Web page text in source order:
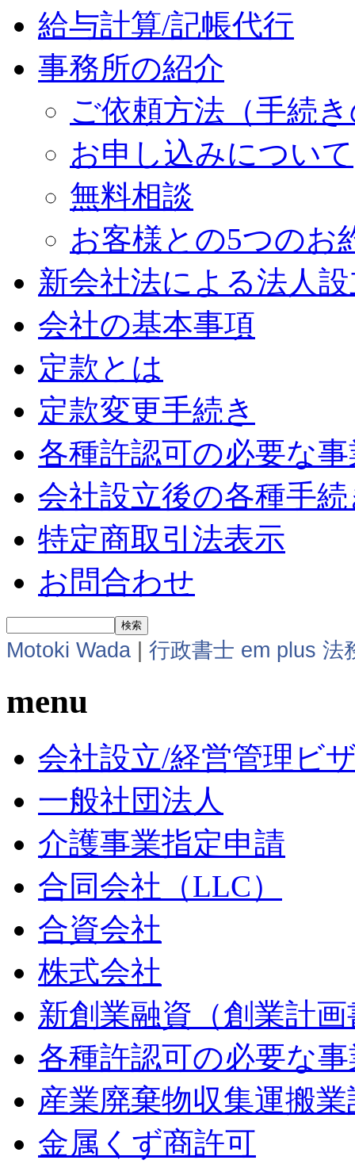
給与計算/記帳代行
事務所の紹介
ご依頼方法（手続
お申し込みについて
無料相談
お客様との5つのお
新会社法による法人
会社の基本事項
定款とは
定款変更手続き
各種許認可の必要な
会社設立後の各種手
特定商取引法表示
お問合わせ
Motoki Wada 行政書士 em plus 法
menu
会社設立/経営管理ビ
一般社団法人
介護事業指定申請
合同会社（LLC）
合資会社
株式会社
新創業融資（創業計画
各種許認可の必要な
産業廃棄物収集運搬
金属くず商許可